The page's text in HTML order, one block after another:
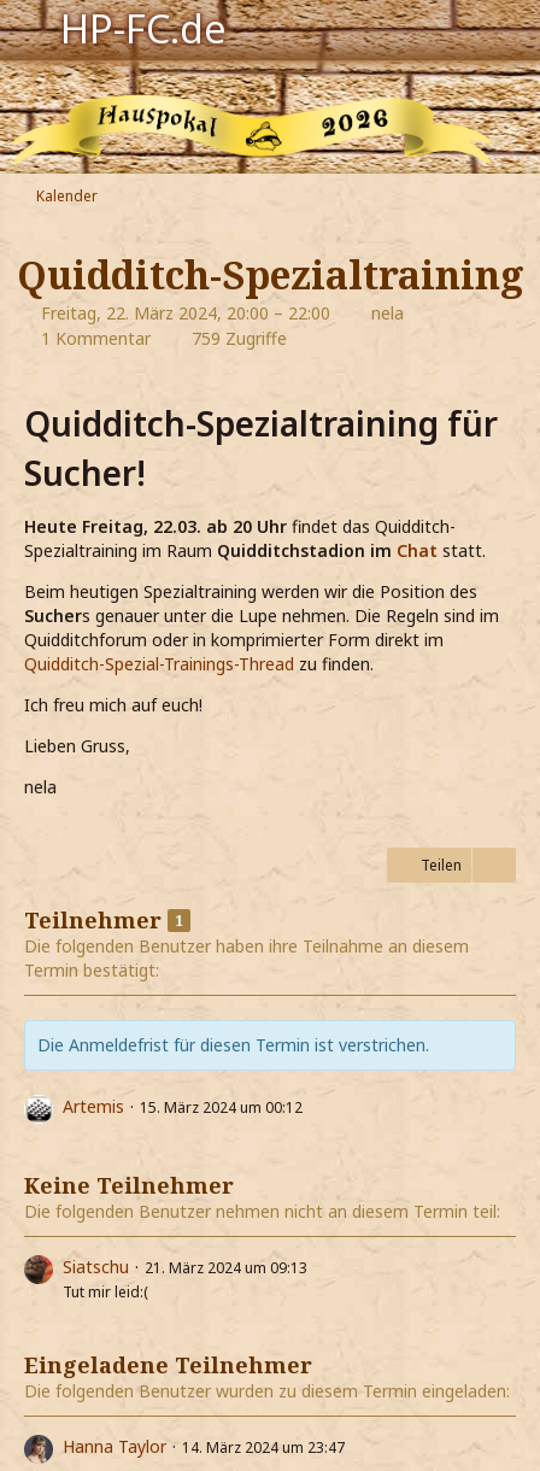
HP-FC.de
Navigation
Harry Potter
Der HP-FC
Hogwarts
Zauberwelt
Willkommen
Jetzt Fanclub-Mitglied werden!
Kalender
Quidditch-Spezialtraining
Freitag, 22. März 2024, 20:00 – 22:00
nela
1 Kommentar
759 Zugriffe
Quidditch-Spezialtraining für
Sucher!
Heute Freitag, 22.03. ab 20 Uhr findet das Quidditch-
Spezialtraining im Raum Quidditchstadion im Chat statt.
Beim heutigen Spezialtraining werden wir die Position des
Suchers genauer unter die Lupe nehmen. Die Regeln sind im
Quidditchforum oder in komprimierter Form direkt im
Quidditch-Spezial-Trainings-Thread zu finden.
Ich freu mich auf euch!
Lieben Gruss,
nela
Teilen
Teilnehmer 1
Die folgenden Benutzer haben ihre Teilnahme an diesem
Termin bestätigt:
Die Anmeldefrist für diesen Termin ist verstrichen.
Artemis 15. März 2024 um 00:12
Keine Teilnehmer
Die folgenden Benutzer nehmen nicht an diesem Termin teil:
Siatschu
21. März 2024 um 09:13
Tut mir leid:(
Eingeladene Teilnehmer
Die folgenden Benutzer wurden zu diesem Termin eingeladen:
Hanna Taylor 14. März 2024 um 23:47